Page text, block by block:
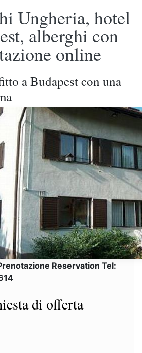
Ungheria, hotel
alberghi con
online
a Budapest con una
Reservation Tel:
di offerta